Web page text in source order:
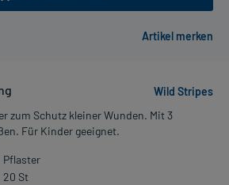
Wild Stripes
zum Schutz kleiner Wunden. Mit 3
Für Kinder geeignet.
Pflaster
20 St